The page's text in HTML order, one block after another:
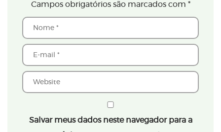
Campos obrigatórios são marcados com *
Salvar meus dados neste navegador para a